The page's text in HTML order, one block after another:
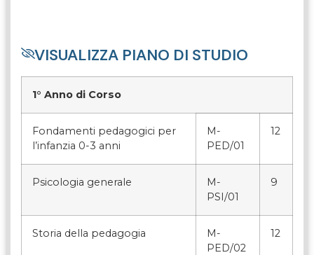
VISUALIZZA PIANO DI STUDIO
1° Anno di Corso
Fondamenti pedagogici per
l’infanzia 0-3 anni
M-
PED/01
12
Psicologia generale
M-
PSI/01
9
Storia della pedagogia
M-
PED/02
12